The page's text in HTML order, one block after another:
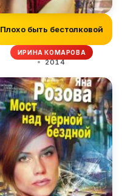
Плохо быть бестолковой
ИРИНА КОМАРОВА
2014